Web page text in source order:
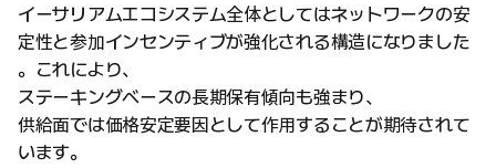
イーサリアムエコシステム全体としてはネットワークの安
定性と参加インセンティブが強化される構造になりました
。これにより、
ステーキングベースの長期保有傾向も強まり、
供給面では価格安定要因として作用することが期待されて
います。